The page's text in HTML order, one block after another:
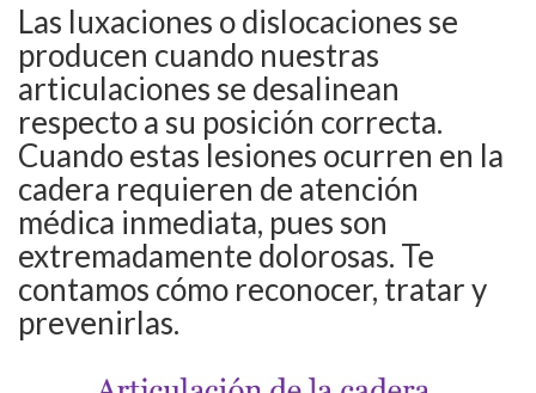
Las luxaciones o dislocaciones se
producen cuando nuestras
articulaciones se desalinean
respecto a su posición correcta.
Cuando estas lesiones ocurren en la
cadera requieren de atención
médica inmediata, pues son
extremadamente dolorosas. Te
contamos cómo reconocer, tratar y
prevenirlas.